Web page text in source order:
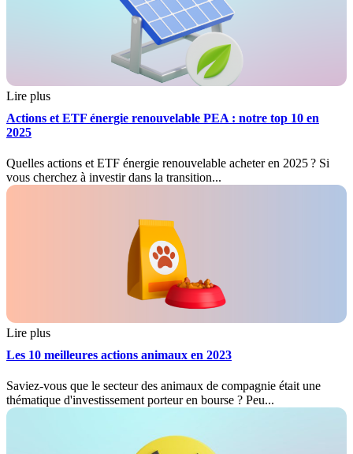
Lire plus
Actions et ETF énergie renouvelable PEA : notre top 10 en
2025
Quelles actions et ETF énergie renouvelable acheter en 2025 ? Si
vous cherchez à investir dans la transition...
Lire plus
Les 10 meilleures actions animaux en 2023
Saviez-vous que le secteur des animaux de compagnie était une
thématique d'investissement porteur en bourse ? Peu...